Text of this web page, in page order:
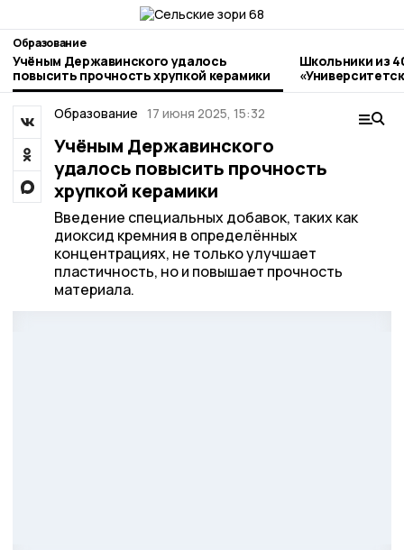
Образование
Учёным Державинского удалось
повысить прочность хрупкой керамики
Школьники из
Державинский
Образование 17 июня 2025, 15:32
Учёным Державинского
удалось повысить прочность
хрупкой керамики
Введение специальных добавок, таких как
диоксид кремния в определённых
концентрациях, не только улучшает
пластичность, но и повышает прочность
материала.